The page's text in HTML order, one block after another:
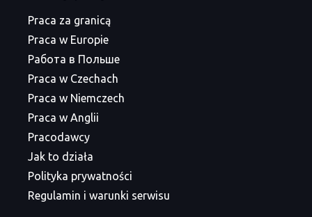
Praca za granicą
Praca w Europie
Работа в Польше
Praca w Czechach
Praca w Niemczech
Praca w Anglii
Pracodawcy
Jak to działa
Polityka prywatności
Regulamin i warunki serwisu